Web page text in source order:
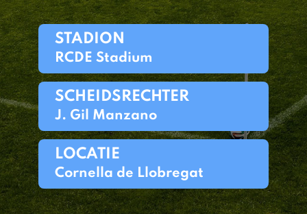
STADION
RCDE Stadium
SCHEIDSRECHTER
J. Gil Manzano
LOCATIE
Cornella de Llobregat